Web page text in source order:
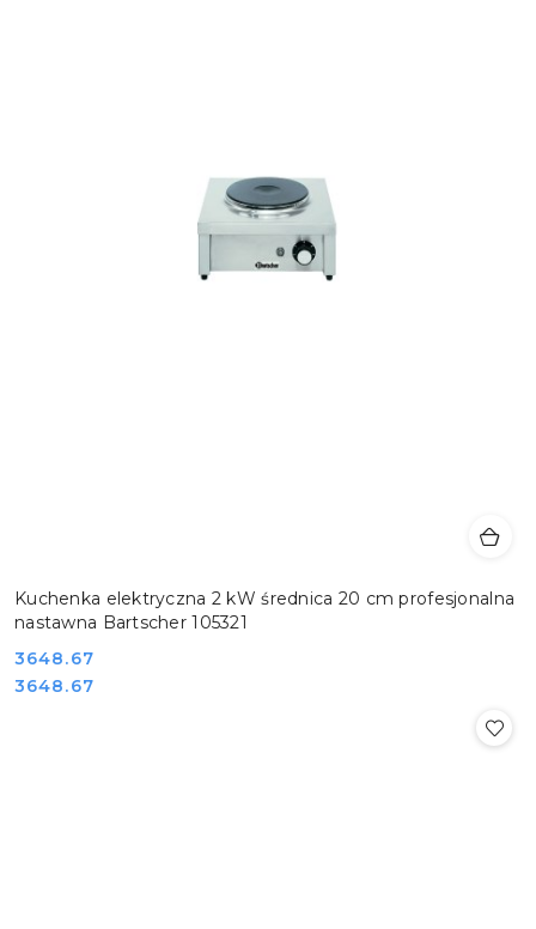
Kuchenka elektryczna 2 kW średnica 20 cm profesjonalna
nastawna Bartscher 105321
Cena:
3648.67
Cena:
3648.67